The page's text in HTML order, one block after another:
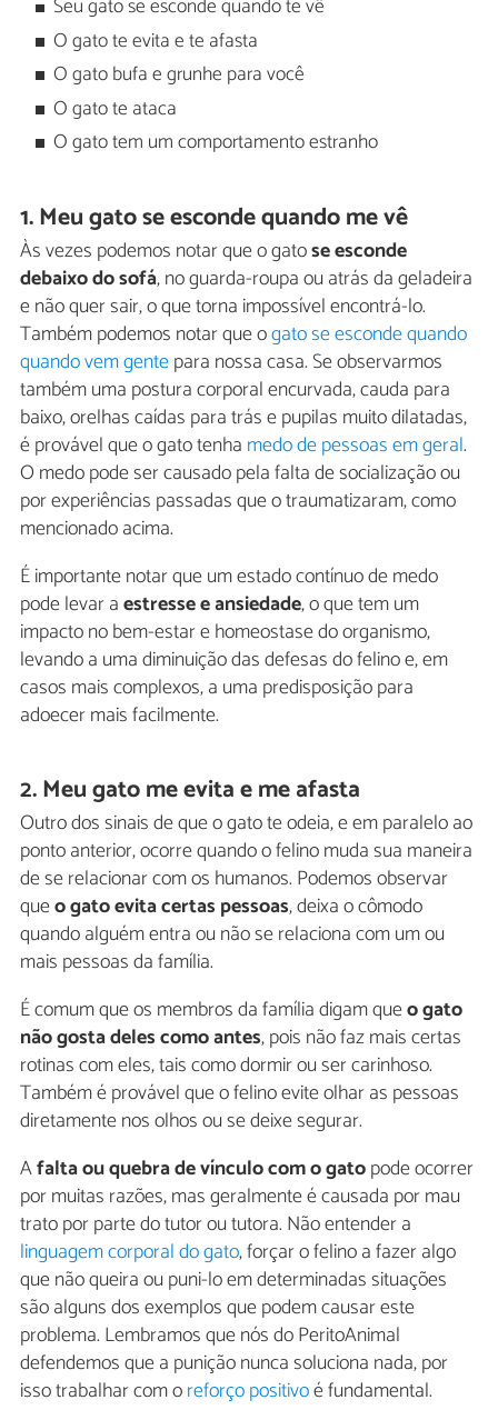
Seu gato se esconde quando te vê
O gato te evita e te afasta
O gato bufa e grunhe para você
O gato te ataca
O gato tem um comportamento estranho
1. Meu gato se esconde quando me vê
Às vezes podemos notar que o gatose esconde
debaixo do sofá, no guarda-roupa ou atrás da geladeira
e não quer sair, o que torna impossível encontrá-lo.
Também podemos notar que ogato se esconde quando
quando vem gentepara nossa casa. Se observarmos
também uma postura corporal encurvada, cauda para
baixo, orelhas caídas para trás e pupilas muito dilatadas,
é provável que o gato tenha medo de pessoas em geral.
O medo pode ser causado pela falta de socialização ou
por experiências passadas que o traumatizaram, como
mencionado acima.
É importante notar que um estado contínuo de medo
pode levar aestresse e ansiedade, o que tem um
impacto no bem-estar e homeostase do organismo,
levando a uma diminuição das defesas do felino e, em
casos mais complexos, a uma predisposição para
adoecer mais facilmente.
2. Meu gato me evita e me afasta
Outro dos sinais de que o gato te odeia, e em paralelo ao
ponto anterior, ocorre quando o felino muda sua maneira
de se relacionar com os humanos. Podemos observar
queo gato evita certas pessoas, deixa o cômodo
quando alguém entra ou não se relaciona com um ou
mais pessoas da família.
É comum que os membros da família digam queo gato
não gosta deles como antes, pois não faz mais certas
rotinas com eles, tais como dormir ou ser carinhoso.
Também é provável que o felino evite olhar as pessoas
diretamente nos olhos ou se deixe segurar.
Afalta ou quebra de vínculo com o gatopode ocorrer
por muitas razões, mas geralmente é causada por mau
trato por parte do tutor ou tutora. Não entender a
linguagem corporal do gato, forçar o felino a fazer algo
que não queira ou puni-lo em determinadas situações
são alguns dos exemplos que podem causar este
problema. Lembramos que nós do PeritoAnimal
defendemos que a punição nunca soluciona nada, por
isso trabalhar com oreforço positivoé fundamental.